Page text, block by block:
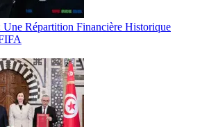
Répartition Financière Historique